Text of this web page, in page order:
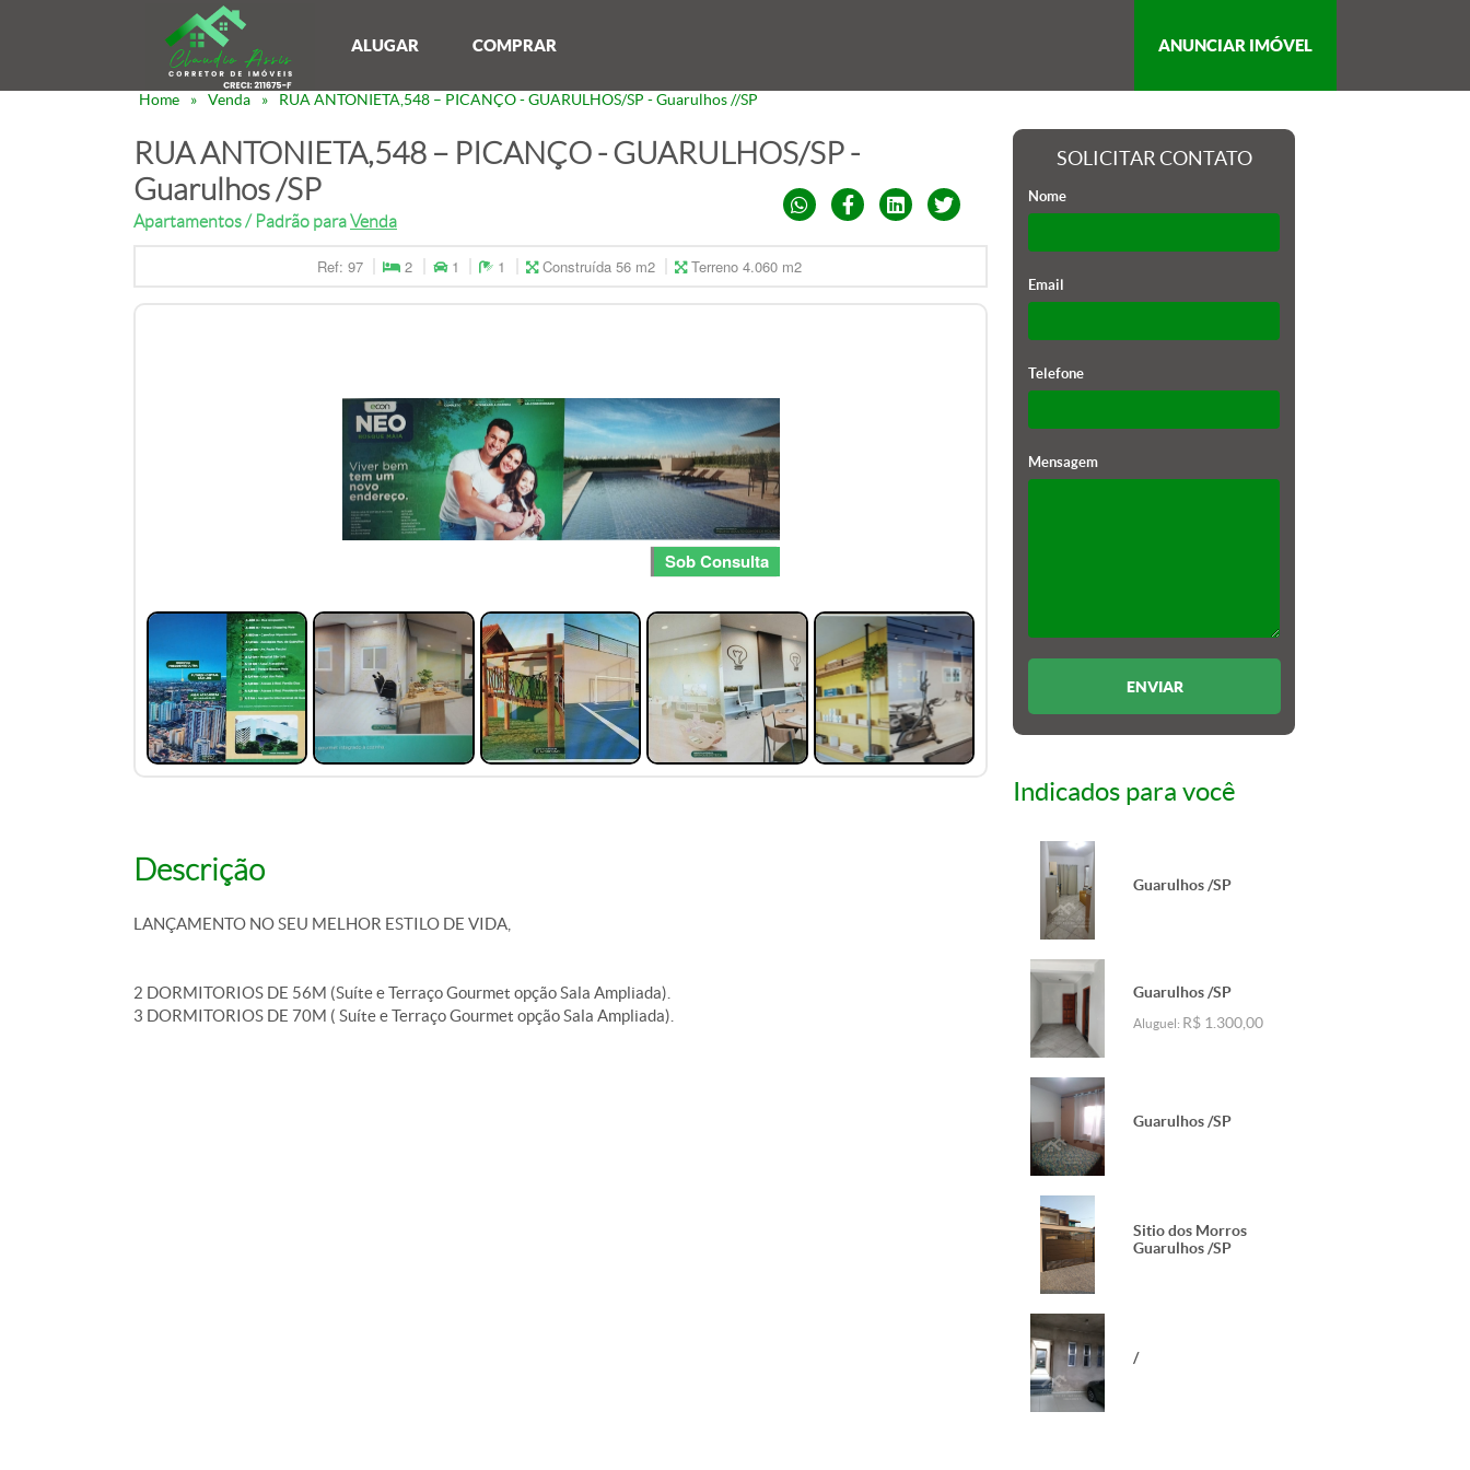
ALUGAR COMPRAR ANUNCIAR IMÓVEL
Home » Venda » RUA ANTONIETA,548 – PICANÇO - GUARULHOS/SP - Guarulhos //SP
RUA ANTONIETA,548 – PICANÇO - GUARULHOS/SP -
Guarulhos /SP
Apartamentos / Padrão paraVenda
Ref: 97 2 1 1 Construída 56 m2 Terreno 4.060 m2
Sob Consulta
Descrição
LANÇAMENTO NO SEU MELHOR ESTILO DE VIDA,
2 DORMITORIOS DE 56M (Suíte e Terraço Gourmet opção Sala Ampliada).
3 DORMITORIOS DE 70M ( Suíte e Terraço Gourmet opção Sala Ampliada).
SOLICITAR CONTATO
Nome
Email
Telefone
Mensagem
Indicados para você
Guarulhos /SP
Guarulhos /SP
Aluguel: R$ 1.300,00
Guarulhos /SP
Sitio dos Morros
Guarulhos /SP
/